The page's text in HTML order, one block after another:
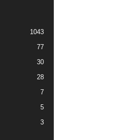
1043
77
30
28
7
5
3